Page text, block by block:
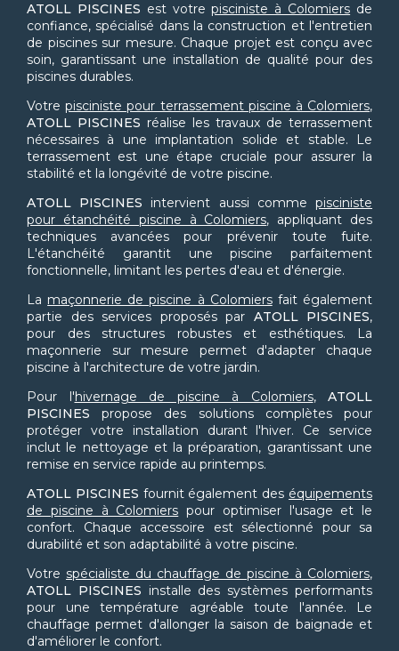
ATOLL PISCINES est votrepisciniste à Colomiers de
confiance, spécialisé dans la construction et l'entretien
de piscines sur mesure. Chaque projet est conçu avec
soin, garantissant une installation de qualité pour des
piscines durables.
Votrepisciniste pour terrassement piscine à Colomiers,
ATOLL PISCINES réalise les travaux de terrassement
nécessaires à une implantation solide et stable. Le
terrassement est une étape cruciale pour assurer la
stabilité et la longévité de votre piscine.
ATOLL PISCINES intervient aussi commepisciniste
pour étanchéité piscine à Colomiers, appliquant des
techniques avancées pour prévenir toute fuite.
L'étanchéité garantit une piscine parfaitement
fonctionnelle, limitant les pertes d'eau et d'énergie.
La maçonnerie de piscine à Colomiersfait également
partie des services proposés par ATOLL PISCINES,
pour des structures robustes et esthétiques. La
maçonnerie sur mesure permet d'adapter chaque
piscine à l'architecture de votre jardin.
Pour l'hivernage de piscine à Colomiers, ATOLL
PISCINES propose des solutions complètes pour
protéger votre installation durant l'hiver. Ce service
inclut le nettoyage et la préparation, garantissant une
remise en service rapide au printemps.
ATOLL PISCINES fournit également des équipements
de piscine à Colomiers pour optimiser l'usage et le
confort. Chaque accessoire est sélectionné pour sa
durabilité et son adaptabilité à votre piscine.
Votre spécialiste du chauffage de piscine à Colomiers,
ATOLL PISCINES installe des systèmes performants
pour une température agréable toute l'année. Le
chauffage permet d'allonger la saison de baignade et
d'améliorer le confort.